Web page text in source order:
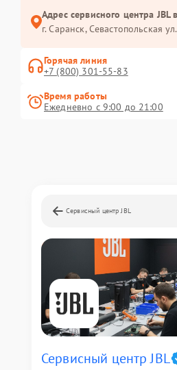
Адрес сервисного центра JBL
г. Саранск, Севастопольская
Горячая линия
+7 (800) 301-55-83
Время работы
Ежедневно с 9:00 до 21:00
Сервисный центр JBL
Сервисный центр JBL